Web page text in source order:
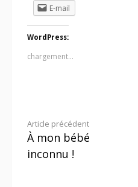
E-mail
WordPress:
chargement…
Lire
la
Article précédent
À mon bébé
inconnu !